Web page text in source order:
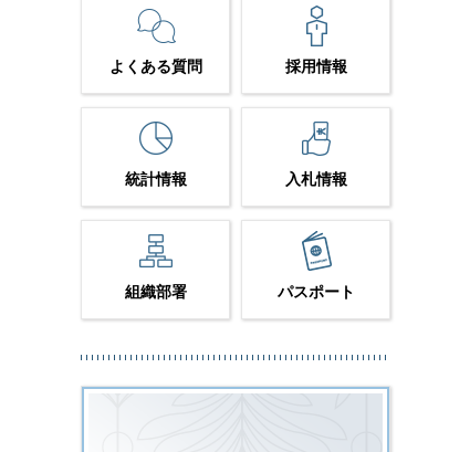
よくある質問 採用情報
統計情報 入札情報
組織部署 パスポート